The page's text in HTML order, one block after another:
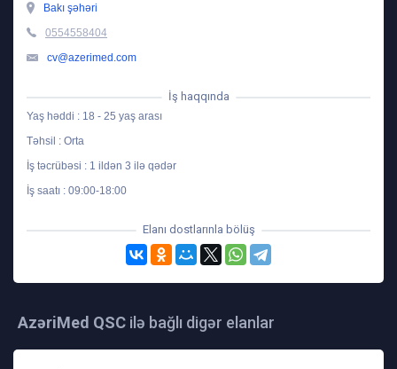
Bakı şəhəri
0554558404
cv@azerimed.com
İş haqqında
Yaş həddi : 18 - 25 yaş arası
Təhsil : Orta
İş təcrübəsi : 1 ildən 3 ilə qədər
İş saatı : 09:00-18:00
Elanı dostlarınla bölüş
AzəriMed QSC ilə bağlı digər elanlar